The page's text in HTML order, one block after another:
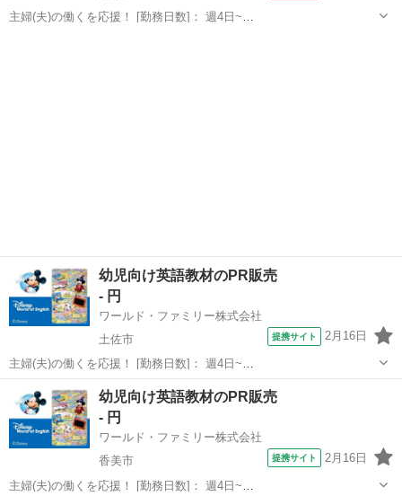
主婦(夫)の働くを応援！ [勤務日数]： 週4日~
幼児向け英語教材のPR販売
- 円
ワールド・ファミリー株式会社
土佐市
提携サイト 2月16日
主婦(夫)の働くを応援！ [勤務日数]： 週4日~
10:00~17:00/10:00~16:00/10:00~15:00/09:30~14:00 [勤務地・最寄
駅]： 高知県土佐郡 ※勤務エリア選択可 ワールド・ファ...
高知 土佐市 営業
幼児向け英語教材のPR販売
- 円
ワールド・ファミリー株式会社
香美市
提携サイト 2月16日
主婦(夫)の働くを応援！ [勤務日数]： 週4日~